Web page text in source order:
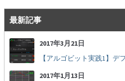
最新記事
2017年3月21日
【アルゴビット実践1】デ
2017年1月13日